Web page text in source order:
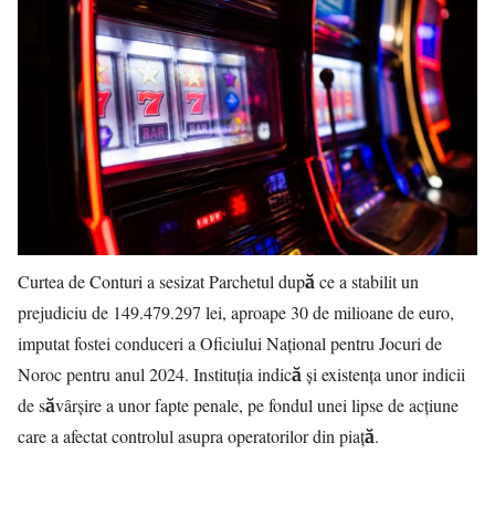
Curtea de Conturi a sesizat Parchetul după ce a stabilit un
prejudiciu de 149.479.297 lei, aproape 30 de milioane de euro,
imputat fostei conduceri a Oficiului Național pentru Jocuri de
Noroc pentru anul 2024. Instituția indică și existența unor indicii
de săvârșire a unor fapte penale, pe fondul unei lipse de acțiune
care a afectat controlul asupra operatorilor din piață.